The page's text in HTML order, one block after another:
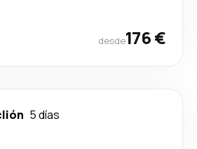
desde176 €
5 días